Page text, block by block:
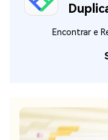
Encontrar e